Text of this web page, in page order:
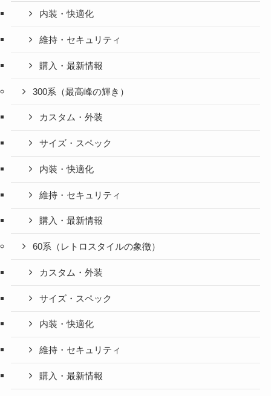
内装・快適化
維持・セキュリティ
購入・最新情報
300系（最高峰の輝き）
カスタム・外装
サイズ・スペック
内装・快適化
維持・セキュリティ
購入・最新情報
60系（レトロスタイルの象徴）
カスタム・外装
サイズ・スペック
内装・快適化
維持・セキュリティ
購入・最新情報